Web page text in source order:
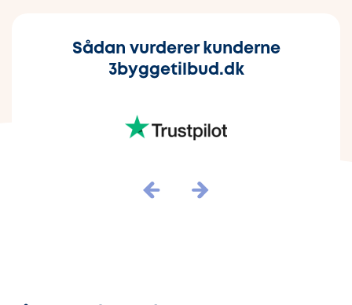
Sådan vurderer kunderne
3byggetilbud.dk